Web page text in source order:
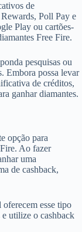
de
Poll Pay e
Play ou cartões-
Free Fire.
pesquisas ou
Embora possa levar
de créditos,
ganhar diamantes.
opção para
Ao fazer
uma
de cashback,
esse tipo
utilize o cashback